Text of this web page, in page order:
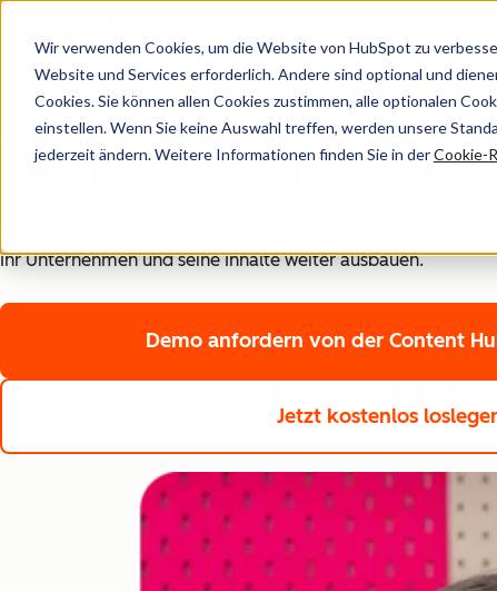
Wir verwenden Cookies, um die Website von HubSpot zu
Website und Services erforderlich. Andere sind optional und
Cookies. Sie können allen Cookies zustimmen, alle optionalen
einstellen. Wenn Sie keine Auswahl treffen, werden unsere
jederzeit ändern. Weitere Informationen finden Sie in derCookie-
Content Hub
So optimieren Sie das
zentralen Datenquelle
Konsolidieren Sie Ihre Contentmanagement-Strategie mit
Ihr Unternehmen und seine Inhalte weiter ausbauen.
Demo anfordern von der Content
Jetzt kostenlos